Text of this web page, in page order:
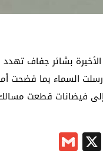
بشائر جفاف
السماء بما فضحت أمر
فيضانات قطعت
X
Gmail